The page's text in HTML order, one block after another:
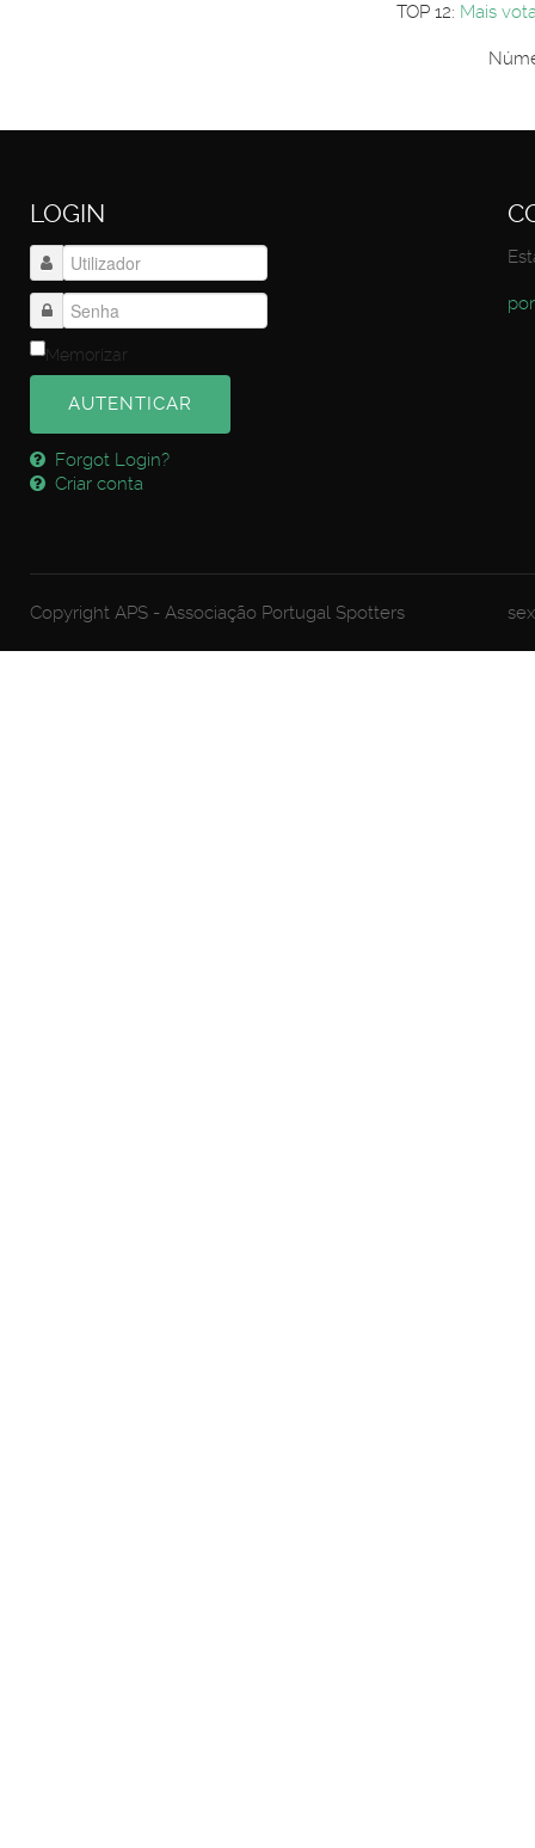
TOP 12: Mais
LOGIN
Memorizar
AUTENTICAR
Forgot Login?
Criar conta
Copyright APS - Associação Portugal Spotters